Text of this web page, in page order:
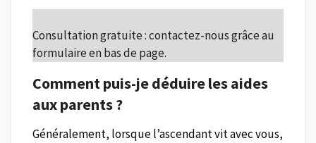
Consultation gratuite : contactez-nous grâce au
formulaire en bas de page.
Comment puis-je déduire les aides
aux parents ?
Généralement, lorsque l’ascendant vit avec vous,